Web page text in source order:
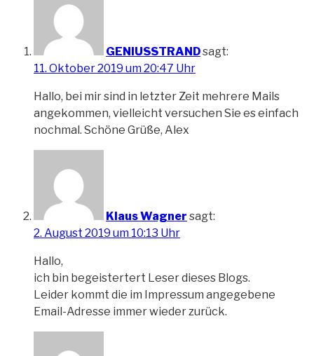
GENIUSSTRANDsagt:
11. Oktober 2019 um 20:47 Uhr
Hallo, bei mir sind in letzter Zeit mehrere Mails
angekommen, vielleicht versuchen Sie es einfach
nochmal. Schöne Grüße, Alex
Klaus Wagner sagt:
2. August 2019 um 10:13 Uhr
Hallo,
ich bin begeistertert Leser dieses Blogs.
Leider kommt die im Impressum angegebene
Email-Adresse immer wieder zurück.